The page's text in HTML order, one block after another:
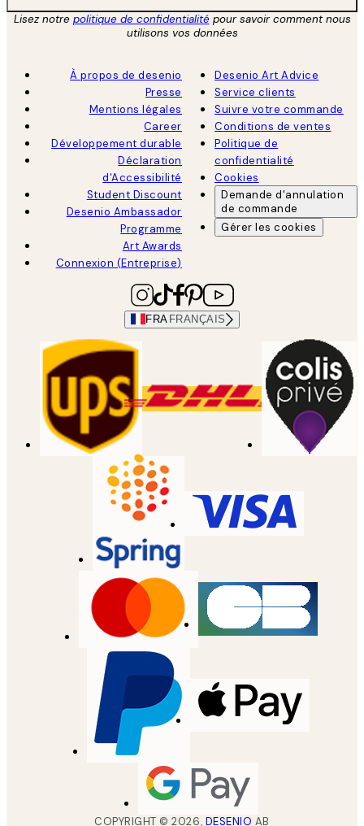
Lisez notre politique de confidentialitépour savoir comment nous
utilisons vos données
À propos de desenio
Presse
Mentions légales
Career
Développement durable
Déclaration
d'Accessibilité
Student Discount
Desenio Ambassador
Programme
Art Awards
Connexion (Entreprise)
Desenio Art Advice
Service clients
Suivre votre commande
Conditions de ventes
Politique de
confidentialité
Cookies
Demande d'annulation
de commande
Gérer les cookies
FRA FRANÇAIS
COPYRIGHT ©2026, DESENIO AB